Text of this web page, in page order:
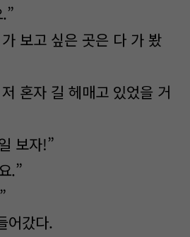
보고 싶은 곳은 다 가 봤
혼자 길 헤매고 있었을 거
보자!”
.”
어갔다.